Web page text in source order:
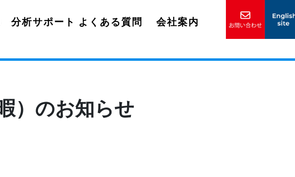
分析サポート よくある質問 会社案内
）のお知らせ